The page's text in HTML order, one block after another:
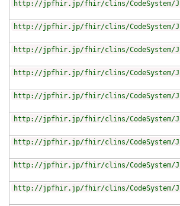
http://jpfhir.jp/fhir/clins/CodeSystem/
http://jpfhir.jp/fhir/clins/CodeSystem/
http://jpfhir.jp/fhir/clins/CodeSystem/
http://jpfhir.jp/fhir/clins/CodeSystem/
http://jpfhir.jp/fhir/clins/CodeSystem/
http://jpfhir.jp/fhir/clins/CodeSystem/
http://jpfhir.jp/fhir/clins/CodeSystem/
http://jpfhir.jp/fhir/clins/CodeSystem/
http://jpfhir.jp/fhir/clins/CodeSystem/